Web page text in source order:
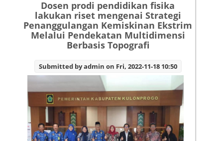
Dosen prodi pendidikan fisika
lakukan riset mengenai Strategi
Penanggulangan Kemiskinan Ekstrim
Melalui Pendekatan Multidimensi
Berbasis Topografi
Submitted byadmin on Fri, 2022-11-18 10:50